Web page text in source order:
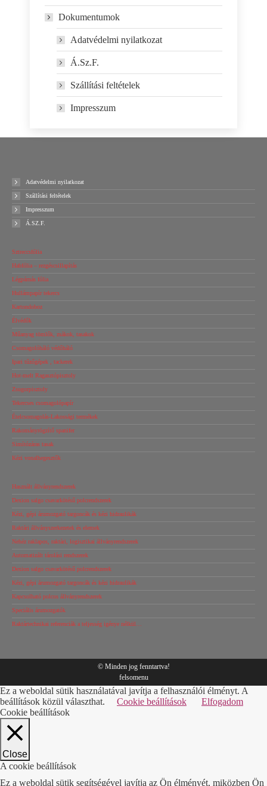
Dokumentumok
Adatvédelmi nyilatkozat
Á.Sz.F.
Szállítási feltételek
Impresszum
Adatvédelmi nyilatkozat
Szállítási feltételek
Impresszum
Á.SZ.F.
Sztreccsfólia
Habfólia – rezgéscsillapítás
Légpárnás fólia
Hullámpapír tekercs
Kartondoboz
Élvédők
Műanyag tömlők, zsákok, tasakok
Csomagolóháló védőháló
Ipari tűzőgépek , tackerek
Hot-melt Ragasztópisztoly
Zsugorpisztoly
Tekercses csomagolópapír
Ételcsomagolás-Lakossági termékek
Rakományrögzítő spanifer
Simítózáras tasak
Kézi vonalhegesztők
Használt állványrendszerek
Dexion salgo csavarkötésű polcrendszerek
Kézi, gépi árumozgató targoncák és kézi hidraulikák
Raktári állványszerkezetek és elemek
Nehéz raklapos, raktári, logisztikai állványrendszerek
Automatizált tárolási rendszerek
Dexion salgo csavarkötésű polcrendszerek
Kézi, gépi árumozgató targoncák és kézi hidraulikák
Kapcsolható polcos állványrendszerek
Speciális árumozgatók
Raktártechnikai referenciák a teljesség igénye nélkül…
© Minden jog fenntartva!
felsomenu
Ez a weboldal sütik használatával javítja a felhasználói élményt. A
beállítások közül választhat.
Cookie beállítások
Elfogadom
Cookie beállítások
Close
A cookie beállítások
Ez a weboldal sütik segítségével javítja az Ön élményét, miközben Ön